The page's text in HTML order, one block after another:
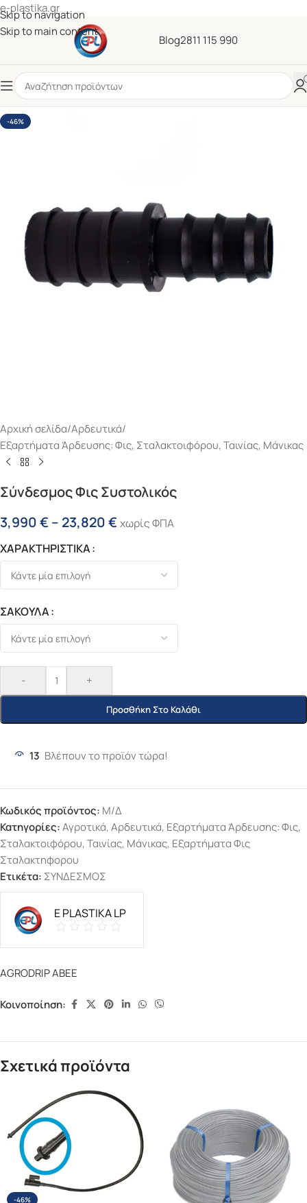
e-plastika.gr
Skip to navigation
Skip to main content
Blog2811 115 990
-46%
Αρχική σελίδα/Αρδευτικά/
Εξαρτήματα Άρδευσης: Φις, Σταλακτοιφόρου, Ταινίας, Μάνικας
Σύνδεσμος Φις Συστολικός
3,990€ – 23,820€ χωρίς ΦΠΑ
ΧΑΡΑΚΤΗΡΙΣΤΙΚΑ
ΣΑΚΟΥΛΑ
- +
Προσθήκη Στο Καλάθι
13 Βλέπουν το προϊόν τώρα!
Κωδικός προϊόντος: Μ/Δ
Κατηγορίες:Αγροτικά,Αρδευτικά, Εξαρτήματα Άρδευσης: Φις,
Σταλακτοιφόρου, Ταινίας, Μάνικας, Εξαρτήματα Φις
Σταλακτηφορου
Ετικέτα: ΣΥΝΔΕΣΜΟΣ
E PLASTIKA LP
AGRODRIP ΑΒΕΕ
Κοινοποίηση:
Σχετικά προϊόντα
-46%